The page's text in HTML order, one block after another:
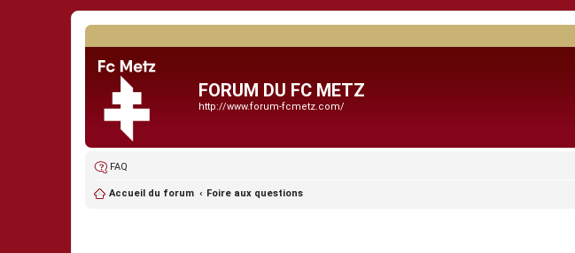
FORUM DU FC METZ
http://www.forum-fcmetz.com/
FAQ
Accueil du forum Foire aux questions